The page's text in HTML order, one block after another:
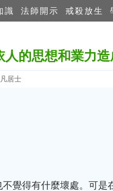
識 法師開示 戒殺放生
人的思想和業力造
居士
覺得有什麼壞處。可是